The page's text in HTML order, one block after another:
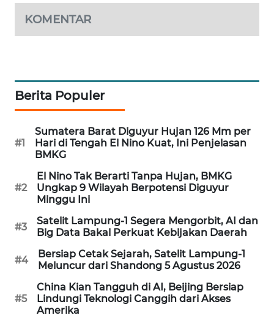
KOMENTAR
Berita Populer
#1
Sumatera Barat Diguyur Hujan 126 Mm per
Hari di Tengah El Nino Kuat, Ini Penjelasan
BMKG
#2
El Nino Tak Berarti Tanpa Hujan, BMKG
Ungkap 9 Wilayah Berpotensi Diguyur
Minggu Ini
#3
Satelit Lampung-1 Segera Mengorbit, AI dan
Big Data Bakal Perkuat Kebijakan Daerah
#4
Bersiap Cetak Sejarah, Satelit Lampung-1
Meluncur dari Shandong 5 Agustus 2026
#5
China Kian Tangguh di AI, Beijing Bersiap
Lindungi Teknologi Canggih dari Akses
Amerika
Wahana
Network
KONSUMEN
LISTRIK
MASYARAKAT
KELISTRIKAN
WALINKI
ID
MAWAKA
MARTABAT